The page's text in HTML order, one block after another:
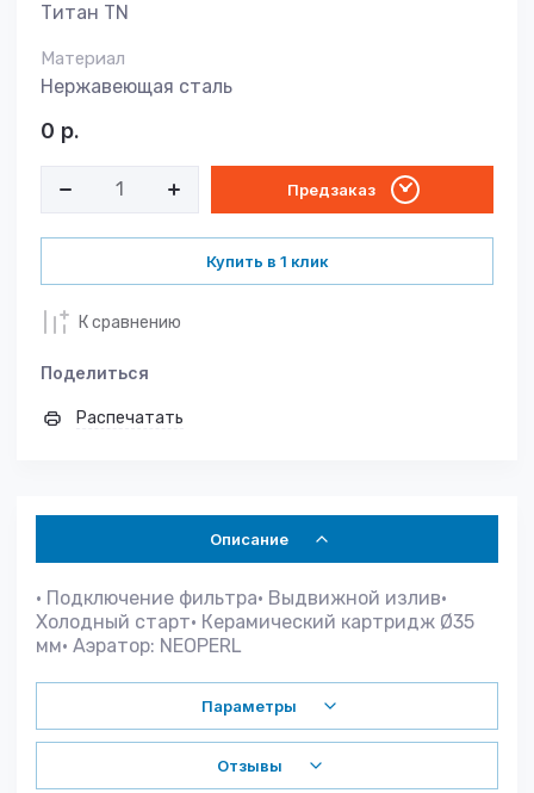
Титан TN
Материал
Нержавеющая сталь
0 р.
Предзаказ
Купить в 1 клик
К сравнению
Поделиться
Распечатать
Описание
• Подключение фильтра• Выдвижной излив•
Холодный старт• Керамический картридж Ø35
мм• Аэратор: NEOPERL
Параметры
Отзывы